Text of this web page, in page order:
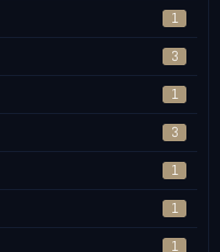
1
3
1
3
1
1
1